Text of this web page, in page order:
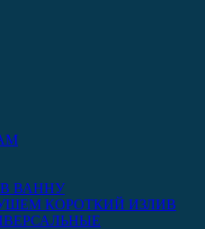
ВАННУ
КОРОТКИЙ ИЗЛИВ